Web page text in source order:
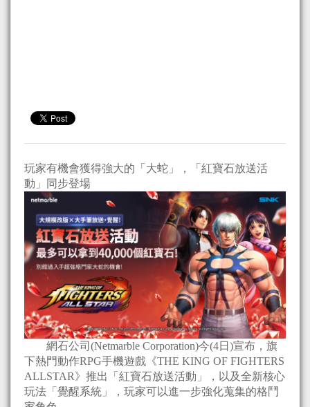
玩家有機會獲得強大的「大蛇」，「紅寶石放送活
動」同步登場
網石公司(Netmarble Corporation)今(4日)宣布，旗
下熱門動作RPG手機遊戲《THE KING OF FIGHTERS
ALLSTAR》推出「紅寶石放送活動」，以及全新核心
玩法「覺醒系統」，玩家可以進一步強化蒐集的格鬥